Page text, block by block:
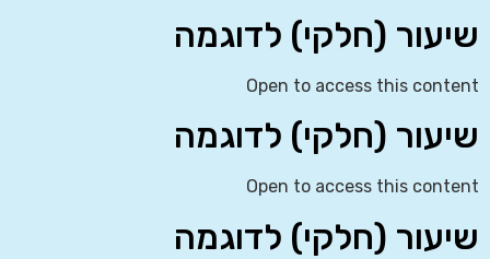
שיעור (חלקי) לדוגמה
Open to access this content
שיעור (חלקי) לדוגמה
Open to access this content
שיעור (חלקי) לדוגמה